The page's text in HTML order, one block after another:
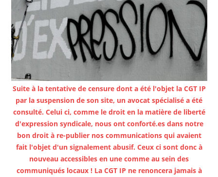
Suite à la tentative de censure dont a été l'objet la CGT IP
par la suspension de son site, un avocat spécialisé a été
consulté. Celui ci, comme le droit en la matière de liberté
d'expression syndicale, nous ont conforté.es dans notre
bon droit à re-publier nos communications qui avaient
fait l'objet d'un signalement abusif. Ceux ci sont donc à
nouveau accessibles en une comme au sein des
communiqués locaux ! La CGT IP ne renoncera jamais à